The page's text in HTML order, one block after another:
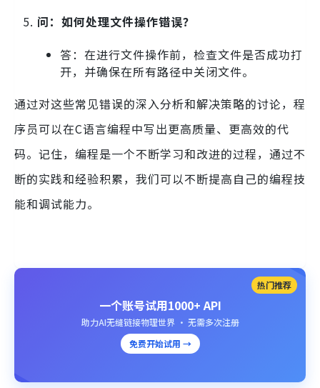
问：如何处理文件操作错误？
答：在进行文件操作前，检查文件是否成功打
开，并确保在所有路径中关闭文件。
通过对这些常见错误的深入分析和解决策略的讨论，程
序员可以在C语言编程中写出更高质量、更高效的代
码。记住，编程是一个不断学习和改进的过程，通过不
断的实践和经验积累，我们可以不断提高自己的编程技
能和调试能力。
热门推荐
一个账号试用1000+ API
助力AI无缝链接物理世界 · 无需多次注册
免费开始试用 →